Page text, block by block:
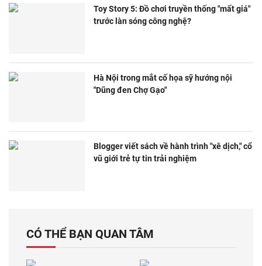
Toy Story 5: Đồ chơi truyền thống "mất giá"
trước làn sóng công nghệ?
Hà Nội trong mắt cố họa sỹ hướng nội
"Dũng đen Chợ Gạo"
Blogger viết sách về hành trình "xê dịch," cổ
vũ giới trẻ tự tin trải nghiệm
CÓ THỂ BẠN QUAN TÂM